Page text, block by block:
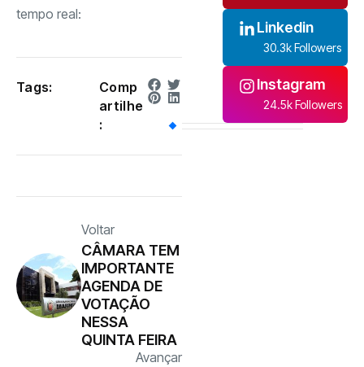
tempo real:
Tags:
Comp
artilhe
:
Voltar
CÂMARA TEM
IMPORTANTE
AGENDA DE
VOTAÇÃO
NESSA
QUINTA FEIRA
Avançar
Linkedin
30.3k Followers
Instagram
24.5k Followers